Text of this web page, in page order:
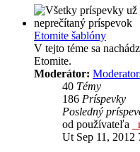
Etomite šablóny
V tejto téme sa
Etomite.
Moderátor:
40 Témy
186 Príspevky
Posledný
od používateľa
Ut Sep 11, 2012